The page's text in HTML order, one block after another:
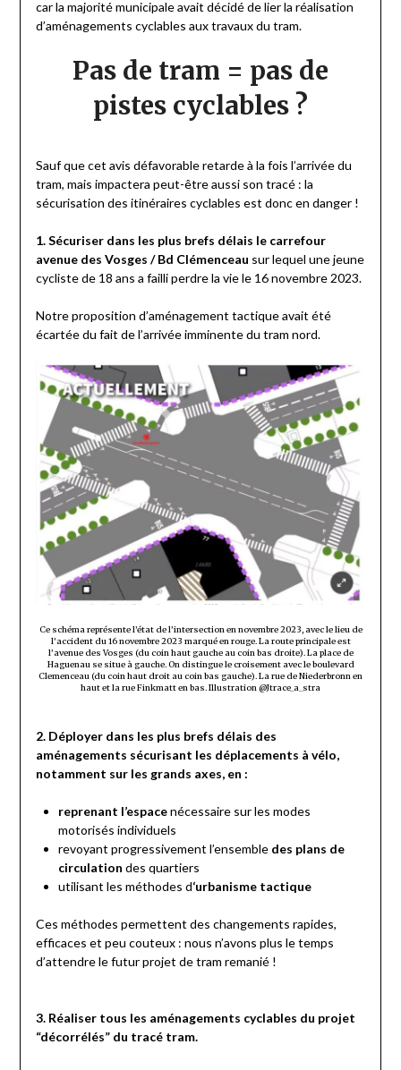
car la majorité municipale avait décidé de lier la réalisation
d’aménagements cyclables aux travaux du tram.
Pas de tram = pas de
pistes cyclables ?
Sauf que cet avis défavorable retarde à la fois l’arrivée du
tram, mais impactera peut-être aussi son tracé : la
sécurisation des itinéraires cyclables est donc en danger !
1. Sécuriser dans les plus brefs délais le carrefour
avenue des Vosges / Bd Clémenceau sur lequel une jeune
cycliste de 18 ans a failliperdre la viele 16 novembre 2023.
Notre proposition d’aménagement tactique avait été
écartée du fait de l’arrivée imminente du tram nord.
Ce schéma représente l’état de l’intersection en novembre 2023, avec le lieu de
l’accident du 16 novembre 2023 marqué en rouge. La route principale est
l’avenue des Vosges (du coin haut gauche au coin bas droite). La place de
Haguenau se situe à gauche. On distingue le croisement avec le boulevard
Clemenceau (du coin haut droit au coin bas gauche). La rue de Niederbronn en
haut et la rue Finkmatt en bas. Illustration @Jtrace_a_stra
2. Déployer dans les plus brefs délais des
aménagements sécurisant les déplacements à vélo,
notamment sur les grands axes, en :
reprenant l’espacenécessairesur les modes
motorisés individuels
revoyant progressivement l’ensemble des plans de
circulation des quartiers
utilisant les méthodes d‘urbanisme tactique
Ces méthodes permettent des changements rapides,
efficaces et peu couteux : nous n’avons plus le temps
d’attendre le futur projet de tram remanié !
3. Réaliser tous les aménagements cyclables du projet
“décorrélés” du tracé tram.